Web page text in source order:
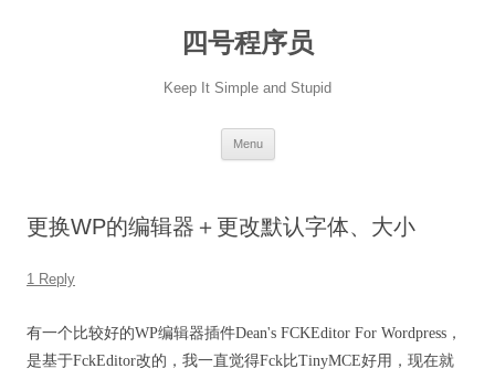
四号程序员
Keep It Simple and Stupid
Menu
更换WP的编辑器＋更改默认字体、大小
1 Reply
有一个比较好的WP编辑器插件Dean's FCKEditor For Wordpress，
是基于FckEditor改的，我一直觉得Fck比TinyMCE好用，现在就